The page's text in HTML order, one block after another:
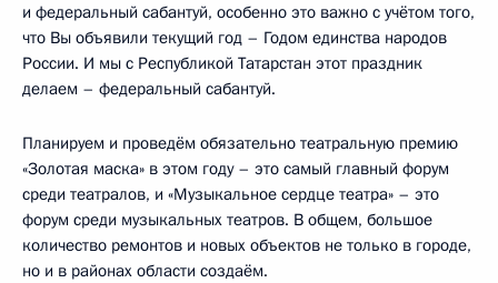
и федеральный сабантуй, особенно это важно с учётом того,
что Вы объявили текущий год – Годом единства народов
России. И мы с Республикой Татарстан этот праздник
делаем – федеральный сабантуй.
Планируем и проведём обязательно театральную премию
«Золотая маска» в этом году – это самый главный форум
среди театралов, и «Музыкальное сердце театра» – это
форум среди музыкальных театров. В общем, большое
количество ремонтов и новых объектов не только в городе,
но и в районах области создаём.